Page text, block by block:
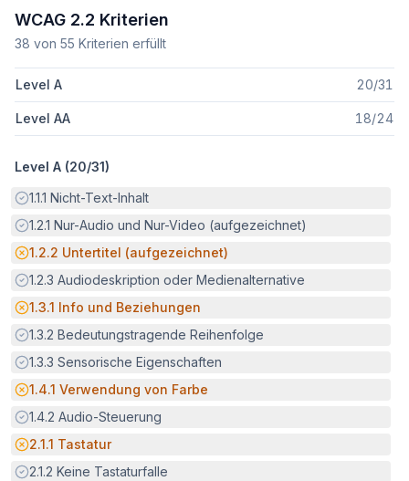
WCAG 2.2 Kriterien
38 von 55 Kriterien erfüllt
Level A 20/31
Level AA 18/24
Level A (20/31)
Erfüllt:
1.1.1 Nicht-Text-Inhalt
Erfüllt:
1.2.1 Nur-Audio und Nur-Video (aufgezeichnet)
Potenzielle Barriere:
1.2.2 Untertitel (aufgezeichnet)
Erfüllt:
1.2.3 Audiodeskription oder Medienalternative
Potenzielle Barriere:
1.3.1 Info und Beziehungen
Erfüllt:
1.3.2 Bedeutungstragende Reihenfolge
Erfüllt:
1.3.3 Sensorische Eigenschaften
Potenzielle Barriere:
1.4.1 Verwendung von Farbe
Erfüllt:
1.4.2 Audio-Steuerung
Potenzielle Barriere:
2.1.1 Tastatur
Erfüllt:
2.1.2 Keine Tastaturfalle